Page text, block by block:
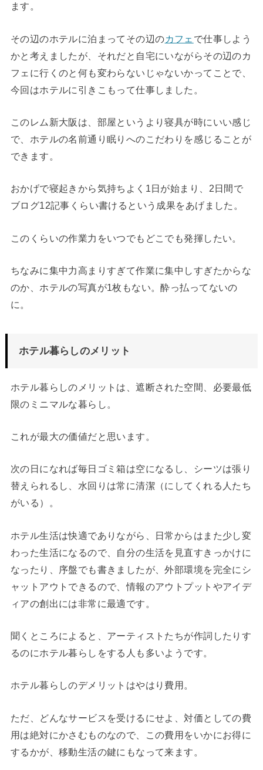
ます。
その辺のホテルに泊まってその辺のカフェ で仕事しよう
かと考えましたが、それだと自宅にいながらその辺のカ
フェに行くのと何も変わらないじゃないかってことで、
今回はホテルに引きこもって仕事しました。
このレム新大阪は、部屋というより寝具が時にいい感じ
で、ホテルの名前通り眠りへのこだわりを感じることが
できます。
おかげで寝起きから気持ちよく1日が始まり、2日間で
ブログ12記事くらい書けるという成果をあげました。
このくらいの作業力をいつでもどこでも発揮したい。
ちなみに集中力高まりすぎて作業に集中しすぎたからな
のか、ホテルの写真が1枚もない。酔っ払ってないの
に。
ホテル暮らしのメリット
ホテル暮らしのメリットは、遮断された空間、必要最低
限のミニマルな暮らし。
これが最大の価値だと思います。
次の日になれば毎日ゴミ箱は空になるし、シーツは張り
替えられるし、水回りは常に清潔（にしてくれる人たち
がいる）。
ホテル生活は快適でありながら、日常からはまた少し変
わった生活になるので、自分の生活を見直すきっかけに
なったり、序盤でも書きましたが、外部環境を完全にシ
ャットアウトできるので、情報のアウトプットやアイデ
ィアの創出には非常に最適です。
聞くところによると、アーティストたちが作詞したりす
るのにホテル暮らしをする人も多いようです。
ホテル暮らしのデメリットはやはり費用。
ただ、どんなサービスを受けるにせよ、対価としての費
用は絶対にかさむものなので、この費用をいかにお得に
するかが、移動生活の鍵にもなって来ます。